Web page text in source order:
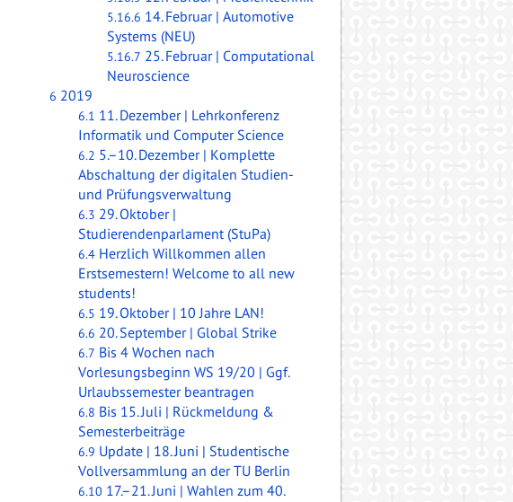
5.16.6 14. Februar | Automotive
Systems (NEU)
5.16.7 25. Februar | Computational
Neuroscience
6 2019
6.1 11. Dezember | Lehrkonferenz
Informatik und Computer Science
6.2 5.–10. Dezember | Komplette
Abschaltung der digitalen Studien-
und Prüfungsverwaltung
6.3 29. Oktober |
Studierendenparlament (StuPa)
6.4 Herzlich Willkommen allen
Erstsemestern! Welcome to all new
students!
6.5 19. Oktober | 10 Jahre LAN!
6.6 20. September | Global Strike
6.7 Bis 4 Wochen nach
Vorlesungsbeginn WS 19/20 | Ggf.
Urlaubssemester beantragen
6.8 Bis 15. Juli | Rückmeldung &
Semesterbeiträge
6.9 Update | 18. Juni | Studentische
Vollversammlung an der TU Berlin
6.10 17.–21. Juni | Wahlen zum 40.